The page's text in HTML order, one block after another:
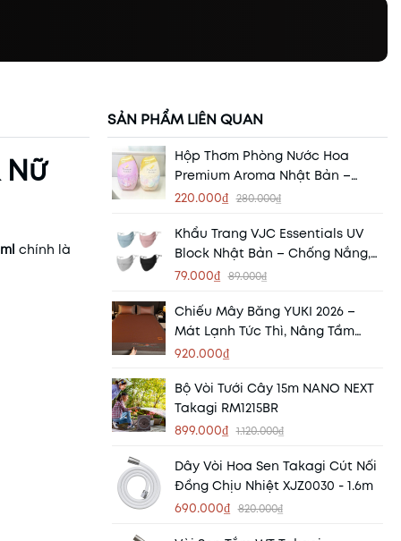
chính là
SẢN PHẨM LIÊN QUAN
Hộp Thơm Phòng Nước Hoa
Premium Aroma Nhật Bản –
Mang Hương Thơm Tinh Tế Đến
220.000₫ 280.000₫
Khẩu Trang VJC Essentials UV
Block Nhật Bản – Chống Nắng,
Chống Tia UV, Lọc Bụi Hiệu Quả
79.000₫ 89.000₫
Chiếu Mây Băng YUKI 2026 –
Mát Lạnh Tức Thì, Nâng Tầm
Giấc Ngủ Mùa Hè
920.000₫
Bộ Vòi Tưới Cây 15m NANO NEXT
Takagi RM1215BR
899.000₫ 1.120.000₫
Dây Vòi Hoa Sen Takagi Cút Nối
Đồng Chịu Nhiệt XJZ0030 - 1.6m
690.000₫ 820.000₫